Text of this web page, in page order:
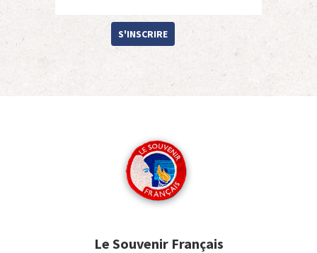
S'INSCRIRE
Le Souvenir Français